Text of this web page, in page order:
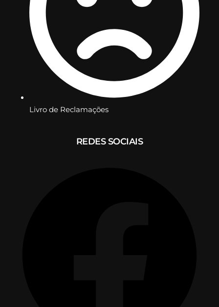
Livro de Reclamações
REDES SOCIAIS